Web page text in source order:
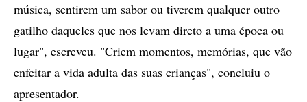
música, sentirem um sabor ou tiverem qualquer outro
gatilho daqueles que nos levam direto a uma época ou
lugar", escreveu. "Criem momentos, memórias, que vão
enfeitar a vida adulta das suas crianças", concluiu o
apresentador.